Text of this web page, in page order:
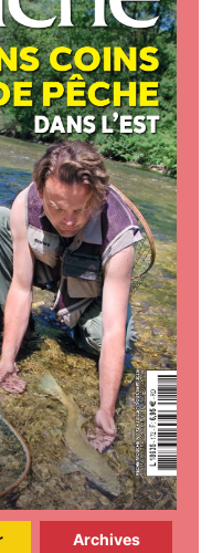
Archives